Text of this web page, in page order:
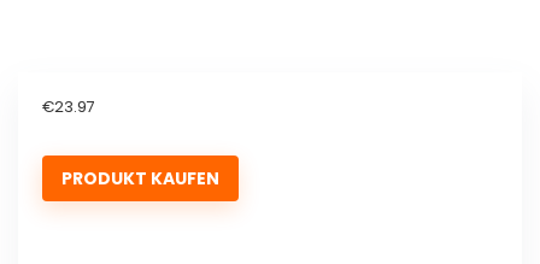
€23.97
PRODUKT KAUFEN